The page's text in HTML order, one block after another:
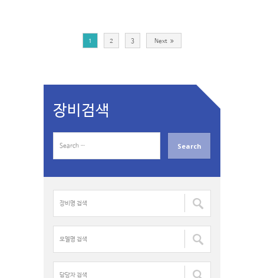
1 2 3 Next
장비검색
a
명
색
:
델
명